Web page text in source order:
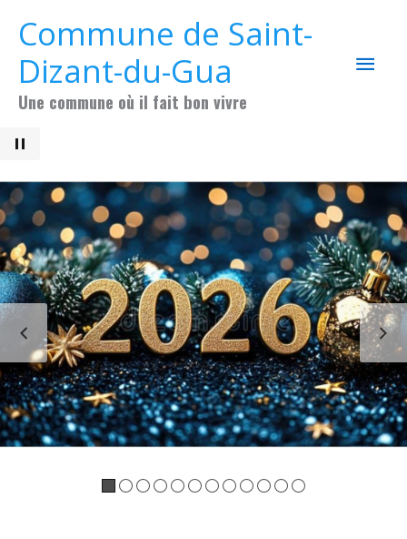
Commune de Saint-
Dizant-du-Gua
Une commune où il fait bon vivre
PRÉCÉDENT